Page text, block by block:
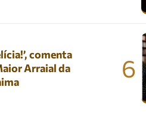
comenta
Arraial da
6